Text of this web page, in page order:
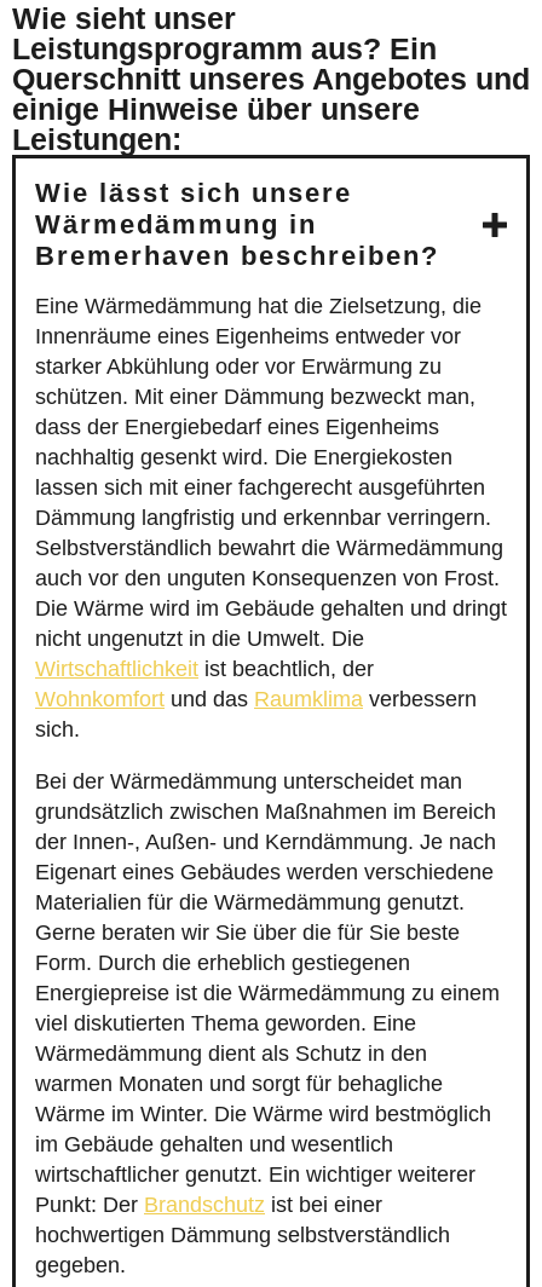
Wie sieht unser
Leistungsprogramm aus? Ein
Querschnitt unseres Angebotes und
einige Hinweise über unsere
Leistungen:
Wie lässt sich unsere
Wärmedämmung in
Bremerhaven beschreiben?
Eine Wärmedämmung hat die Zielsetzung, die
Innenräume eines Eigenheims entweder vor
starker Abkühlung oder vor Erwärmung zu
schützen. Mit einer Dämmung bezweckt man,
dass der Energiebedarf eines Eigenheims
nachhaltig gesenkt wird. Die Energiekosten
lassen sich mit einer fachgerecht ausgeführten
Dämmung langfristig und erkennbar verringern.
Selbstverständlich bewahrt die Wärmedämmung
auch vor den unguten Konsequenzen von Frost.
Die Wärme wird im Gebäude gehalten und dringt
nicht ungenutzt in die Umwelt. Die
Wirtschaftlichkeit ist beachtlich, der
Wohnkomfort und das Raumklima verbessern
sich.
Bei der Wärmedämmung unterscheidet man
grundsätzlich zwischen Maßnahmen im Bereich
der Innen-, Außen- und Kerndämmung. Je nach
Eigenart eines Gebäudes werden verschiedene
Materialien für die Wärmedämmung genutzt.
Gerne beraten wir Sie über die für Sie beste
Form. Durch die erheblich gestiegenen
Energiepreise ist die Wärmedämmung zu einem
viel diskutierten Thema geworden. Eine
Wärmedämmung dient als Schutz in den
warmen Monaten und sorgt für behagliche
Wärme im Winter. Die Wärme wird bestmöglich
im Gebäude gehalten und wesentlich
wirtschaftlicher genutzt. Ein wichtiger weiterer
Punkt: Der Brandschutz ist bei einer
hochwertigen Dämmung selbstverständlich
gegeben.